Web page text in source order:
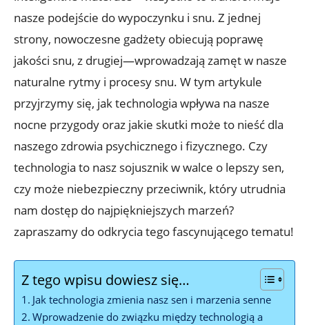
nasze podejście do wypoczynku i snu. Z jednej
strony, nowoczesne gadżety obiecują poprawę
jakości snu, z drugiej—wprowadzają zamęt w nasze
naturalne rytmy i procesy snu. W tym artykule
przyjrzymy się, jak technologia wpływa na nasze
nocne przygody oraz jakie skutki może to nieść dla
naszego zdrowia psychicznego i fizycznego. Czy
technologia to nasz sojusznik w walce o lepszy sen,
czy może niebezpieczny przeciwnik, który utrudnia
nam dostęp do najpiękniejszych marzeń?
zapraszamy do odkrycia tego fascynującego tematu!
Z tego wpisu dowiesz się…
Jak technologia zmienia nasz sen i marzenia senne
Wprowadzenie do związku między technologią a